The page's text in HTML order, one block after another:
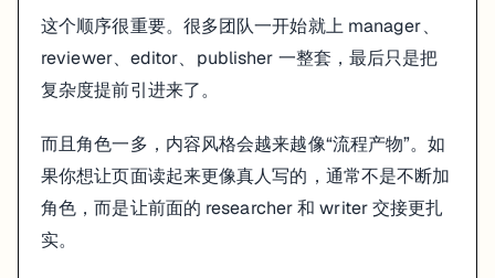
这个顺序很重要。很多团队一开始就上 manager、
reviewer、editor、publisher 一整套，最后只是把
复杂度提前引进来了。
而且角色一多，内容风格会越来越像“流程产物”。如
果你想让页面读起来更像真人写的，通常不是不断加
角色，而是让前面的 researcher 和 writer 交接更扎
实。